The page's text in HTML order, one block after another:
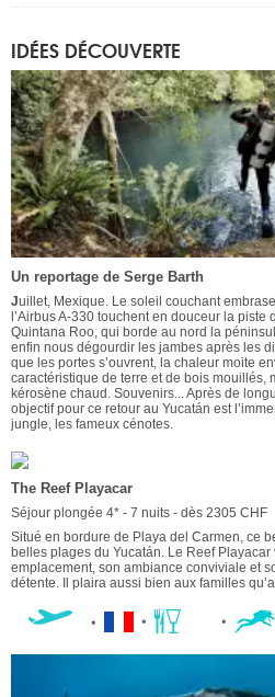
IDÉES DÉCOUVERTE
Un reportage de Serge Barth
Juillet, Mexique. Le soleil couchant
l’Airbus A-330 touchent en douceur la
Quintana Roo, qui borde au nord la
enfin nous dégourdir les jambes après les
que les portes s’ouvrent, la chaleur moite
caractéristique de terre et de bois mouillés,
kérosène chaud. Souvenirs... Après de
objectif pour ce retour au Yucatán est
jungle, les fameux cénotes.
The Reef Playacar
Séjour plongée 4* - 7 nuits - dès 2305 CHF
Situé en bordure de Playa del Carmen, ce
belles plages du Yucatán. Le Reef
emplacement, son ambiance conviviale et
détente. Il plaira aussi bien aux familles